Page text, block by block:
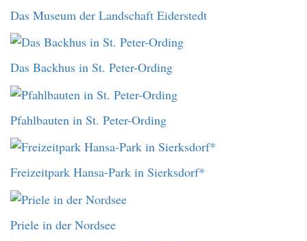
Das Museum der Landschaft Eiderstedt
Das Backhus in St. Peter-Ording
Pfahlbauten in St. Peter-Ording
Freizeitpark Hansa-Park in Sierksdorf*
Priele in der Nordsee